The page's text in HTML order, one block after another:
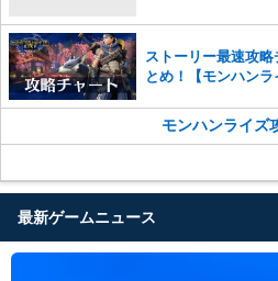
ストーリー最速攻
とめ！【モンハンラ
モンハンライズ
最新ゲームニュース